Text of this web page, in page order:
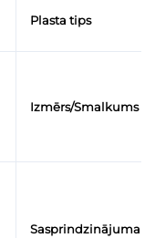
Plasta tips
Izmērs/Smalkums
Sasprindzinājuma